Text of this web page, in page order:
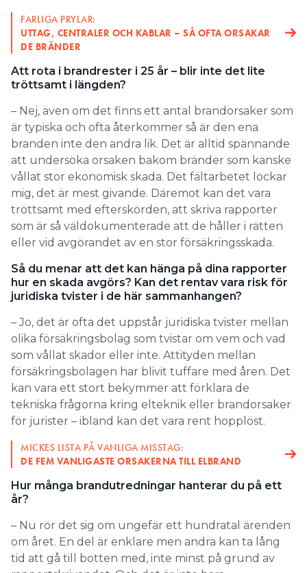
FARLIGA PRYLAR:
UTTAG, CENTRALER OCH KABLAR – SÅ OFTA ORSAKAR
DE BRÄNDER
Att rota i brandrester i 25 år – blir inte det lite
tröttsamt i längden?
– Nej, även om det finns ett antal brandorsaker som
är typiska och ofta återkommer så är den ena
branden inte den andra lik. Det är alltid spännande
att undersöka orsaken bakom bränder som kanske
vållat stor ekonomisk skada. Det fältarbetet lockar
mig, det är mest givande. Däremot kan det vara
tröttsamt med efterskörden, att skriva rapporter
som är så väldokumenterade att de håller i rätten
eller vid avgörandet av en stor försäkringsskada.
Så du menar att det kan hänga på dina rapporter
hur en skada avgörs? Kan det rentav vara risk för
juridiska tvister i de här sammanhangen?
– Jo, det är ofta det uppstår juridiska tvister mellan
olika försäkringsbolag som tvistar om vem och vad
som vållat skador eller inte. Attityden mellan
försäkringsbolagen har blivit tuffare med åren. Det
kan vara ett stort bekymmer att förklara de
tekniska frågorna kring elteknik eller brandorsaker
för jurister – ibland kan det vara rent hopplöst.
MICKES LISTA PÅ VANLIGA MISSTAG:
DE FEM VANLIGASTE ORSAKERNA TILL ELBRAND
Hur många brandutredningar hanterar du på ett
år?
– Nu rör det sig om ungefär ett hundratal ärenden
om året. En del är enklare men andra kan ta lång
tid att gå till botten med, inte minst på grund av